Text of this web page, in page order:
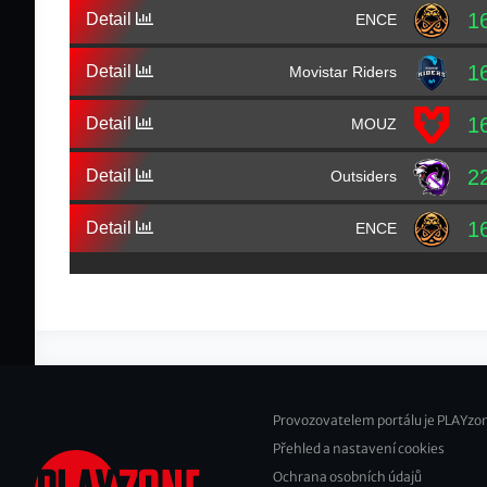
Detail ENCE
Detail Movistar Riders
Detail MOUZ
Detail Outsiders
Detail ENCE
Footer
Provozovatelem portálu je
Přehled a nastavení cookies
Ochrana osobních údajů